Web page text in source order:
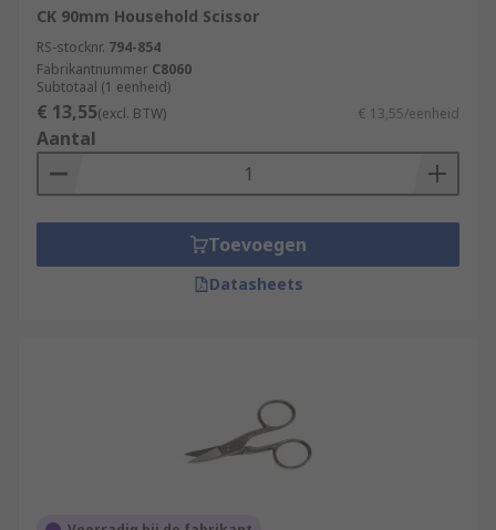
CK 90mm Household Scissor
RS-stocknr. 794-854
Fabrikantnummer C8060
Subtotaal (1 eenheid)
€ 13,55(excl. BTW) € 13,55/eenheid
Aantal
Toevoegen
Datasheets